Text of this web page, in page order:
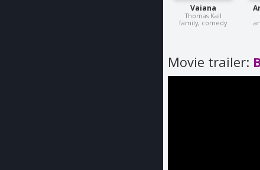
Vaiana
Thomas Kail
family, comedy
Movie trailer: